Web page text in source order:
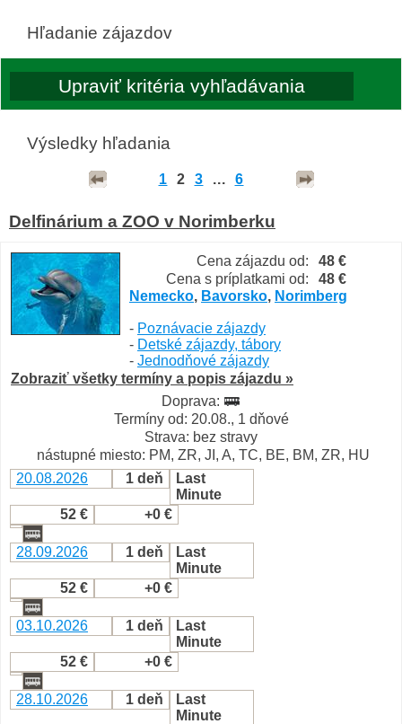
Hľadanie zájazdov
Výsledky hľadania
1 2 3 ... 6
Delfinárium a ZOO v Norimberku
Cena zájazdu od:
48 €
Cena s príplatkami od:
48 €
Nemecko, Bavorsko, Norimberg
- Poznávacie zájazdy
- Detské zájazdy, tábory
- Jednodňové zájazdy
Zobraziť všetky termíny a popis zájazdu »
Doprava:
Termíny od: 20.08., 1 dňové
Strava: bez stravy
nástupné miesto: PM, ZR, JI, A, TC, BE, BM, ZR, HU
20.08.2026
1 deň
Last
Minute
52 €
+0 €
28.09.2026 1 deň
Last
Minute
52 €
+0 €
03.10.2026 1 deň
Last
Minute
52 €
+0 €
28.10.2026 1 deň
Last
Minute